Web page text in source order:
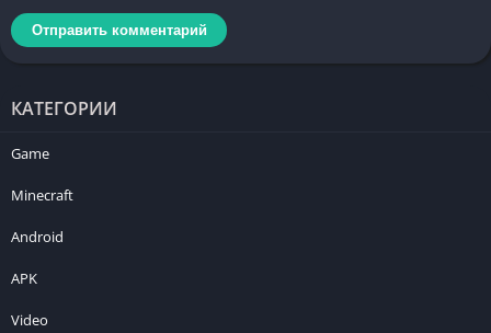
КАТЕГОРИИ
Game
Minecraft
Android
APK
Video